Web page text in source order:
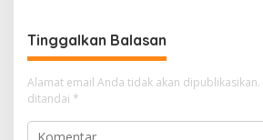
Tinggalkan Balasan
Alamat email Anda tidak akan dipublikasikan.
ditandai *